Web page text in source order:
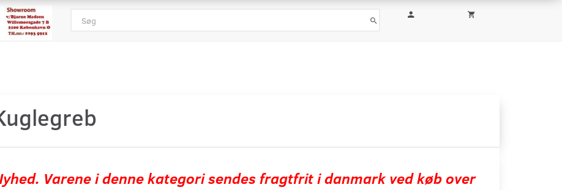
Varene i denne kategori sendes fragtfrit i danmark ved køb over